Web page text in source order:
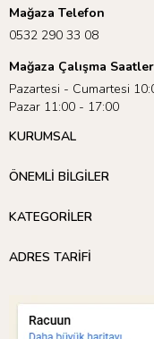
Mağaza Telefon
0532 290 33 08
Mağaza Çalışma
Pazartesi - Cumartesi
Pazar 11:00 - 17:00
KURUMSAL
ÖNEMLİ BİLGİLER
KATEGORİLER
ADRES TARİFİ